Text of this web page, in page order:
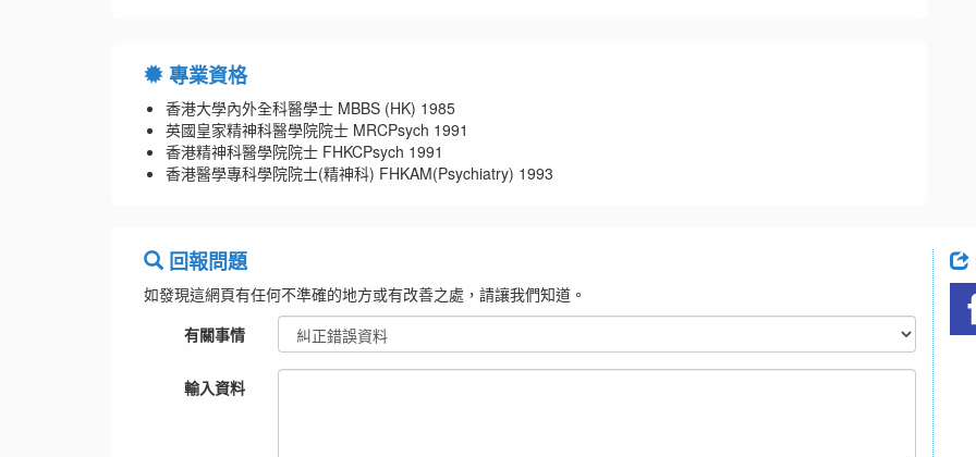
專業資格
香港大學內外全科醫學士 MBBS (HK) 1985
英國皇家精神科醫學院院士 MRCPsych 1991
香港精神科醫學院院士 FHKCPsych 1991
香港醫學專科學院院士(精神科) FHKAM(Psychiatry) 1993
回報問題
如發現這網頁有任何不準確的地方或有改善之處，請讓我們知道。
有關事情
輸入資料